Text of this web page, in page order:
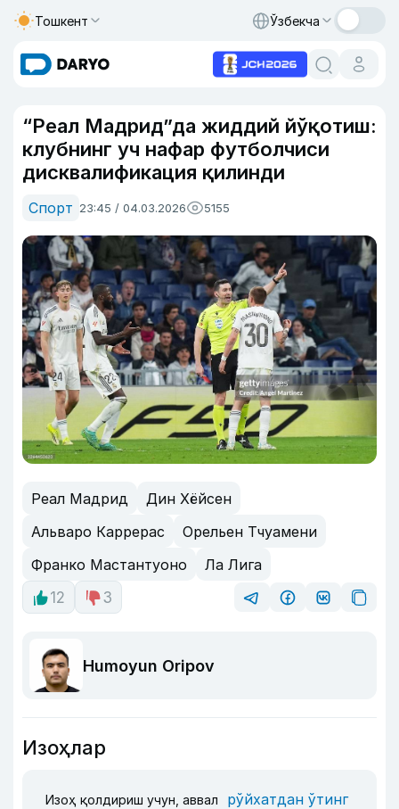
Тошкент Ўзбекча
“Реал Мадрид”да жиддий йўқотиш:
клубнинг уч нафар футболчиси
дисквалификация қилинди
Спорт 23:45 / 04.03.2026 5155
Реал Мадрид
Дин Хёйсен
Альваро Каррерас
Орельен Тчуамени
Франко Мастантуоно
Ла Лига
12
3
Humoyun Oripov
Изоҳлар
Изоҳ қолдириш учун, аввал рўйхатдан ўтинг